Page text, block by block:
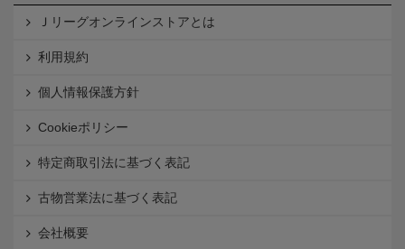
Ｊリーグオンラインストアとは
利用規約
個人情報保護方針
Cookieポリシー
特定商取引法に基づく表記
古物営業法に基づく表記
会社概要